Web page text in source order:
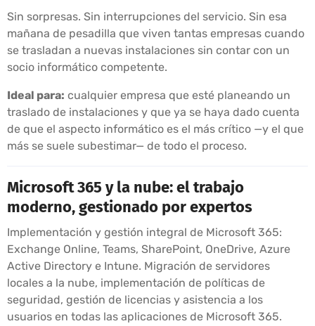
Sin sorpresas. Sin interrupciones del servicio. Sin esa
mañana de pesadilla que viven tantas empresas cuando
se trasladan a nuevas instalaciones sin contar con un
socio informático competente.
Ideal para: cualquier empresa que esté planeando un
traslado de instalaciones y que ya se haya dado cuenta
de que el aspecto informático es el más crítico —y el que
más se suele subestimar— de todo el proceso.
Microsoft 365 y la nube: el trabajo
moderno, gestionado por expertos
Implementación y gestión integral de Microsoft 365:
Exchange Online, Teams, SharePoint, OneDrive, Azure
Active Directory e Intune. Migración de servidores
locales a la nube, implementación de políticas de
seguridad, gestión de licencias y asistencia a los
usuarios en todas las aplicaciones de Microsoft 365.